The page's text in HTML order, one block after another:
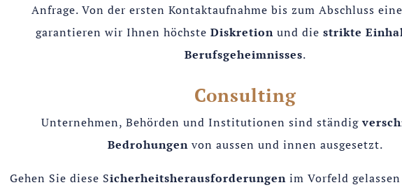
Anfrage. Von der ersten Kontaktaufnahme bis zum Abschluss
garantieren wir Ihnen höchste Diskretion und die strikte
Berufsgeheimnisses.
Consulting
Unternehmen, Behörden und Institutionen sind ständig
Bedrohungen von aussen und innen ausgesetzt.
Gehen Sie diese Sicherheitsherausforderungenim Vorfeld